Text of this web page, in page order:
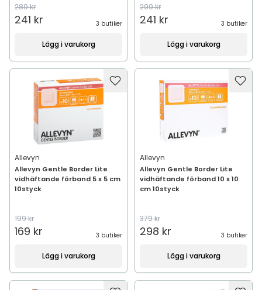
289 kr
241 kr 3 butiker
Lägg i varukorg
299 kr
241 kr 3 butiker
Lägg i varukorg
Allevyn
Allevyn Gentle Border Lite
vidhäftande förband 5 x 5 cm
10styck
199 kr
169 kr 3 butiker
Lägg i varukorg
Allevyn
Allevyn Gentle Border Lite
vidhäftande förband 10 x 10
cm 10styck
379 kr
298 kr 3 butiker
Lägg i varukorg